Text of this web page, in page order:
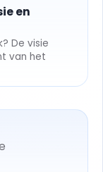
en
De visie
van het